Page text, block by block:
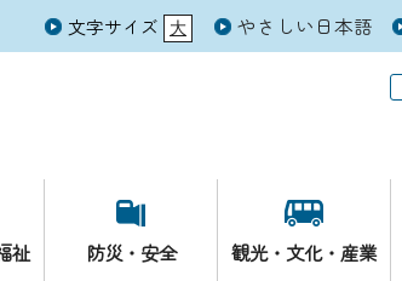
文字サイズ 大
元 やさしい日本語
祉 防災・安全 観光・文化・産業